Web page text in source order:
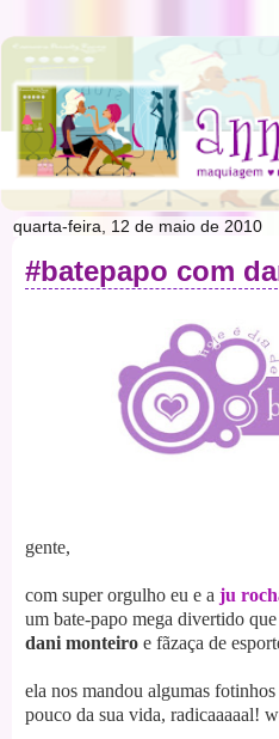
quarta-feira, 12 de maio de 2010
#batepapo com
gente,
com super orgulho eu e a ju
um bate-papo mega divertido
dani monteiro e fãzaça de
ela nos mandou algumas
pouco da sua vida, radicaaaaal!